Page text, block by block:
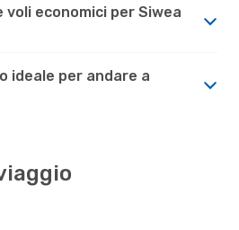
economici per Siwea
ideale per andare a